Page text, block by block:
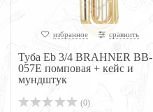
избранное сравнить
Туба Eb 3/4 BRAHNER BB-
057E помповая + кейс и
мундштук
(0)